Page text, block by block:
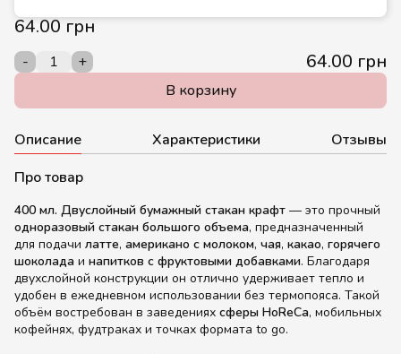
64.00 грн
- + 64.00 грн
В корзину
Описание Характеристики
Отзывы
Про товар
400 мл. Двуслойный бумажный стакан крафт — это прочный
одноразовый стакан большого объема, предназначенный
для подачи латте, американо с молоком, чая, какао, горячего
шоколада и напитков с фруктовыми добавками. Благодаря
двухслойной конструкции он отлично удерживает тепло и
удобен в ежедневном использовании без термопояса. Такой
объём востребован в заведениях сферы HoReCa, мобильных
кофейнях, фудтраках и точках формата to go.